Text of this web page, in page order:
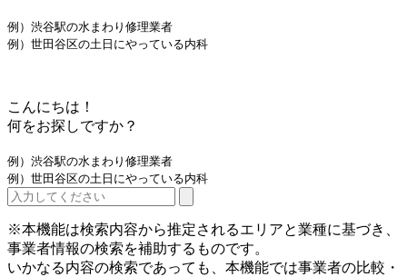
例）渋谷駅の水まわり修理業者
例）世田谷区の土日にやっている内科
こんにちは！
何をお探しですか？
例）渋谷駅の水まわり修理業者
例）世田谷区の土日にやっている内科
※本機能は検索内容から推定されるエリアと業種に基づき、
事業者情報の検索を補助するものです。
いかなる内容の検索であっても、本機能では事業者の比較・